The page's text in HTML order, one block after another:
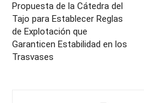
Propuesta de la Cátedra del
Tajo para Establecer Reglas
de Explotación que
Garanticen Estabilidad en los
Trasvases